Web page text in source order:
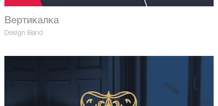
Вертикалка
Design Band